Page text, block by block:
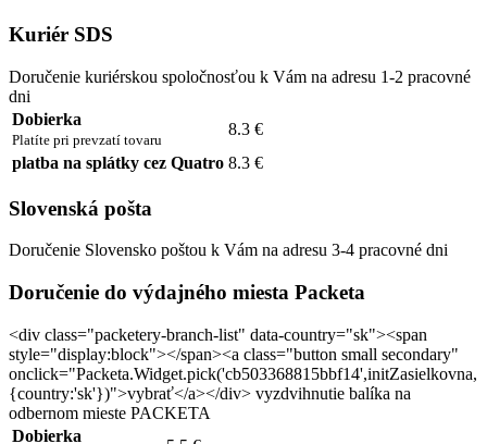
Kuriér SDS
Doručenie kuriérskou spoločnosťou k Vám na adresu 1-2 pracovné
dni
Dobierka
Platíte pri prevzatí tovaru
8.3 €
platba na splátky cez Quatro 8.3 €
Slovenská pošta
Doručenie Slovensko poštou k Vám na adresu 3-4 pracovné dni
Doručenie do výdajného miesta Packeta
<div class="packetery-branch-list" data-country="sk"><span
style="display:block"></span><a class="button small secondary"
onclick="Packeta.Widget.pick('cb503368815bbf14',initZasielkovna,
{country:'sk'})">vybrať</a></div> vyzdvihnutie balíka na
odbernom mieste PACKETA
Dobierka